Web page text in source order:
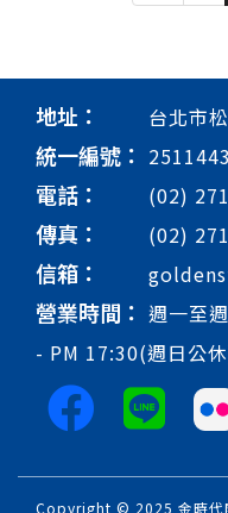
地址： 台北市
統一編號：
電話： (02)
傳真： (02)
信箱：
營業時間： 週一至
- PM 17:30(週日公
Copyright © 2025 金時代